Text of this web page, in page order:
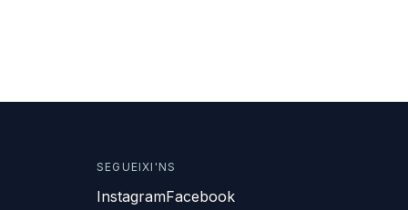
SEGUEIXI'NS
InstagramFacebook